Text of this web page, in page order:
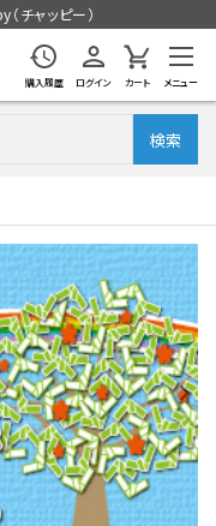
チャッピー）
購入履歴 ログイン カート メニュー
検索
登録